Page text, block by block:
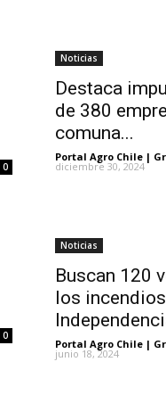
0
Noticias
Destaca
de 380
comuna...
Portal Agro Chile |
diciembre 30, 2024
0
Noticias
Buscan 120
los
Portal Agro Chile |
junio 18, 2024